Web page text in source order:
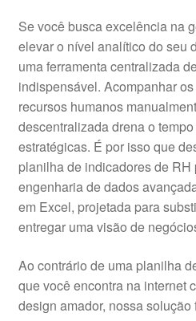
Se você busca excelência na
elevar o nível analítico do seu
uma ferramenta centralizada
indispensável. Acompanhar
recursos humanos
descentralizada drena o
estratégicas. É por isso que
planilha de indicadores de
engenharia de dados
em Excel, projetada para
entregar uma visão de
Ao contrário de uma planilha
que você encontra na internet
design amador, nossa